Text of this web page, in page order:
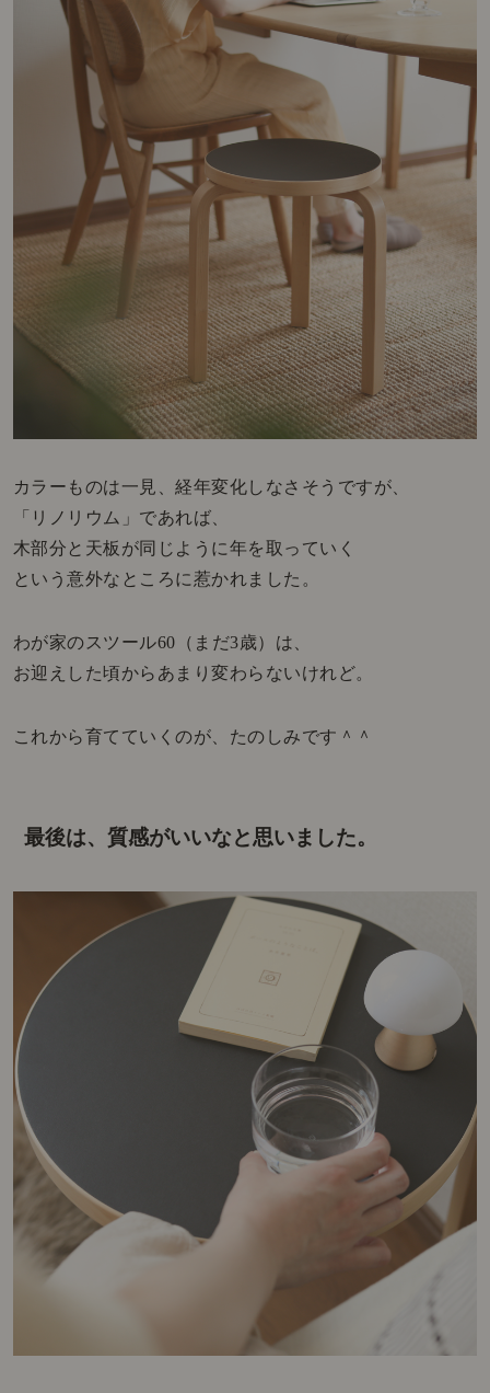
カラーものは一見、経年変化しなさそうですが、
「リノリウム」であれば、
木部分と天板が同じように年を取っていく
という意外なところに惹かれました。
わが家のスツール60（まだ3歳）は、
お迎えした頃からあまり変わらないけれど。
これから育てていくのが、たのしみです＾＾
最後は、質感がいいなと思いました。